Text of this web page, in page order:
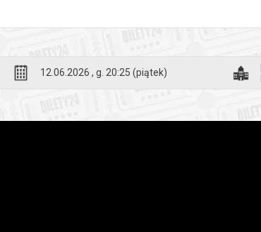
12.06.2026 , g. 20:25 (piątek)